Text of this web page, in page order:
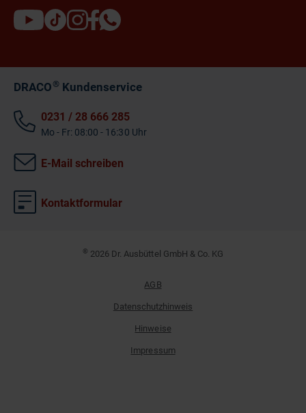
DRACO®Kundenservice
0231 / 28 666 285
Mo - Fr: 08:00 - 16:30 Uhr
E-Mail schreiben
Kontaktformular
© 2026 Dr. Ausbüttel GmbH & Co. KG
AGB
Datenschutzhinweis
Hinweise
Impressum